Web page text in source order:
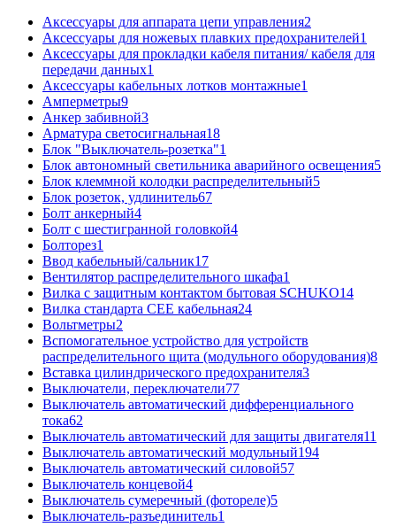
Аксессуары для аппарата цепи управления2
Аксессуары для ножевых плавких предохранителей1
Аксессуары для прокладки кабеля питания/ кабеля для
передачи данных1
Аксессуары кабельных лотков монтажные1
Амперметры9
Анкер забивной3
Арматура светосигнальная18
Блок "Выключатель-розетка"1
Блок автономный светильника аварийного освещения5
Блок клеммной колодки распределительный5
Блок розеток, удлинитель67
Болт анкерный4
Болт с шестигранной головкой4
Болторез1
Ввод кабельный/сальник17
Вентилятор распределительного шкафа1
Вилка с защитным контактом бытовая SCHUKO14
Вилка стандарта CEE кабельная24
Вольтметры2
Вспомогательное устройство для устройств
распределительного щита (модульного оборудования)8
Вставка цилиндрического предохранителя3
Выключатели, переключатели77
Выключатель автоматический дифференциального
тока62
Выключатель автоматический для защиты двигателя11
Выключатель автоматический модульный194
Выключатель автоматический силовой57
Выключатель концевой4
Выключатель сумеречный (фотореле)5
Выключатель-разъединитель1